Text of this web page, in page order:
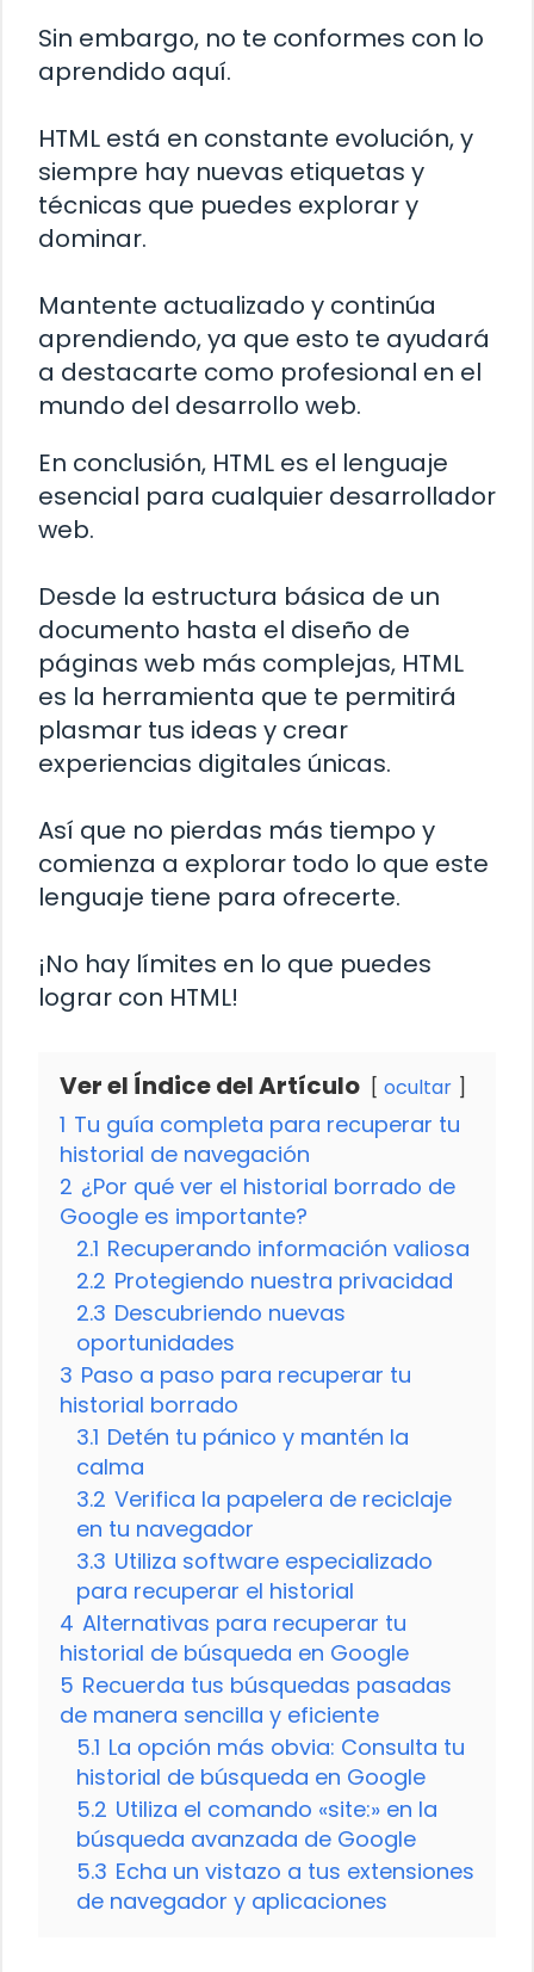
Sin embargo, no te conformes con lo
aprendido aquí.
HTML está en constante evolución, y
siempre hay nuevas etiquetas y
técnicas que puedes explorar y
dominar.
Mantente actualizado y continúa
aprendiendo, ya que esto te ayudará
a destacarte como profesional en el
mundo del desarrollo web.
En conclusión, HTML es el lenguaje
esencial para cualquier desarrollador
web.
Desde la estructura básica de un
documento hasta el diseño de
páginas web más complejas, HTML
es la herramienta que te permitirá
plasmar tus ideas y crear
experiencias digitales únicas.
Así que no pierdas más tiempo y
comienza a explorar todo lo que este
lenguaje tiene para ofrecerte.
¡No hay límites en lo que puedes
lograr con HTML!
Ver el Índice del Artículo ocultar
1 Tu guía completa para recuperar tu
historial de navegación
2 ¿Por qué ver el historial borrado de
Google es importante?
2.1 Recuperando información valiosa
2.2 Protegiendo nuestra privacidad
2.3 Descubriendo nuevas
oportunidades
3 Paso a paso para recuperar tu
historial borrado
3.1 Detén tu pánico y mantén la
calma
3.2 Verifica la papelera de reciclaje
en tu navegador
3.3 Utiliza software especializado
para recuperar el historial
4 Alternativas para recuperar tu
historial de búsqueda en Google
5 Recuerda tus búsquedas pasadas
de manera sencilla y eficiente
5.1 La opción más obvia: Consulta tu
historial de búsqueda en Google
5.2 Utiliza el comando «site:» en la
búsqueda avanzada de Google
5.3 Echa un vistazo a tus extensiones
de navegador y aplicaciones